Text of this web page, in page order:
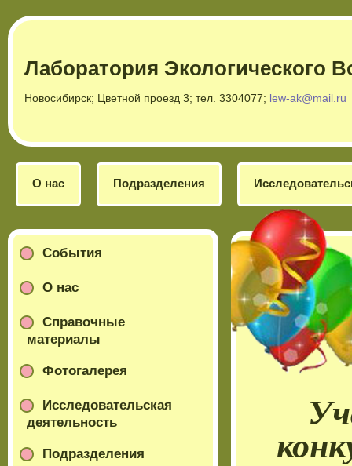
Лаборатория Экологического
Новосибирск; Цветной проезд 3; тел. 3304077; lew-ak@mail.ru
О нас Подразделения
События
О нас
Справочные
материалы
Фотогалерея
Исследовательская
деятельность
Подразделения